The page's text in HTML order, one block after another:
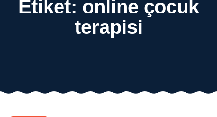
Etiket: online çocuk
terapisi